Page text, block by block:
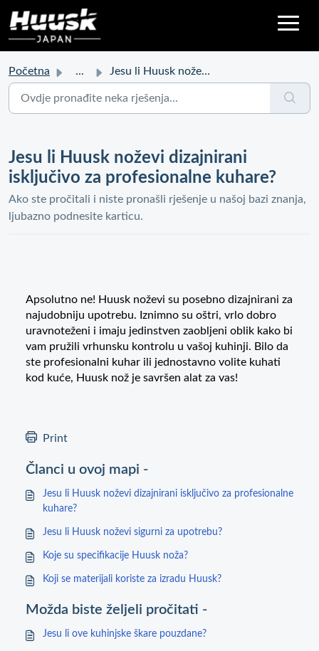
Početna ... Jesu li Huusk noževi dizajnirani isključivo za profesiona...
Jesu li Huusk noževi dizajnirani
isključivo za profesionalne kuhare?
Ako ste pročitali i niste pronašli rješenje u našoj bazi znanja,
ljubazno podnesite karticu.
Apsolutno ne! Huusk noževi su posebno dizajnirani za
najudobniju upotrebu. Iznimno su oštri, vrlo dobro
uravnoteženi i imaju jedinstven zaobljeni oblik kako bi
vam pružili vrhunsku kontrolu u vašoj kuhinji. Bilo da
ste profesionalni kuhar ili jednostavno volite kuhati
kod kuće, Huusk nož je savršen alat za vas!
Print
Članci u ovoj mapi -
Jesu li Huusk noževi dizajnirani isključivo za profesionalne
kuhare?
Jesu li Huusk noževi sigurni za upotrebu?
Koje su specifikacije Huusk noža?
Koji se materijali koriste za izradu Huusk?
Možda biste željeli pročitati -
Jesu li ove kuhinjske škare pouzdane?